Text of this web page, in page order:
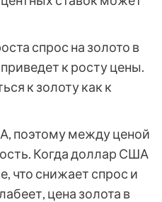
спрос на золото в
к росту цены.
к золоту как к
поэтому между ценой
Когда доллар США
что снижает спрос и
цена золота в